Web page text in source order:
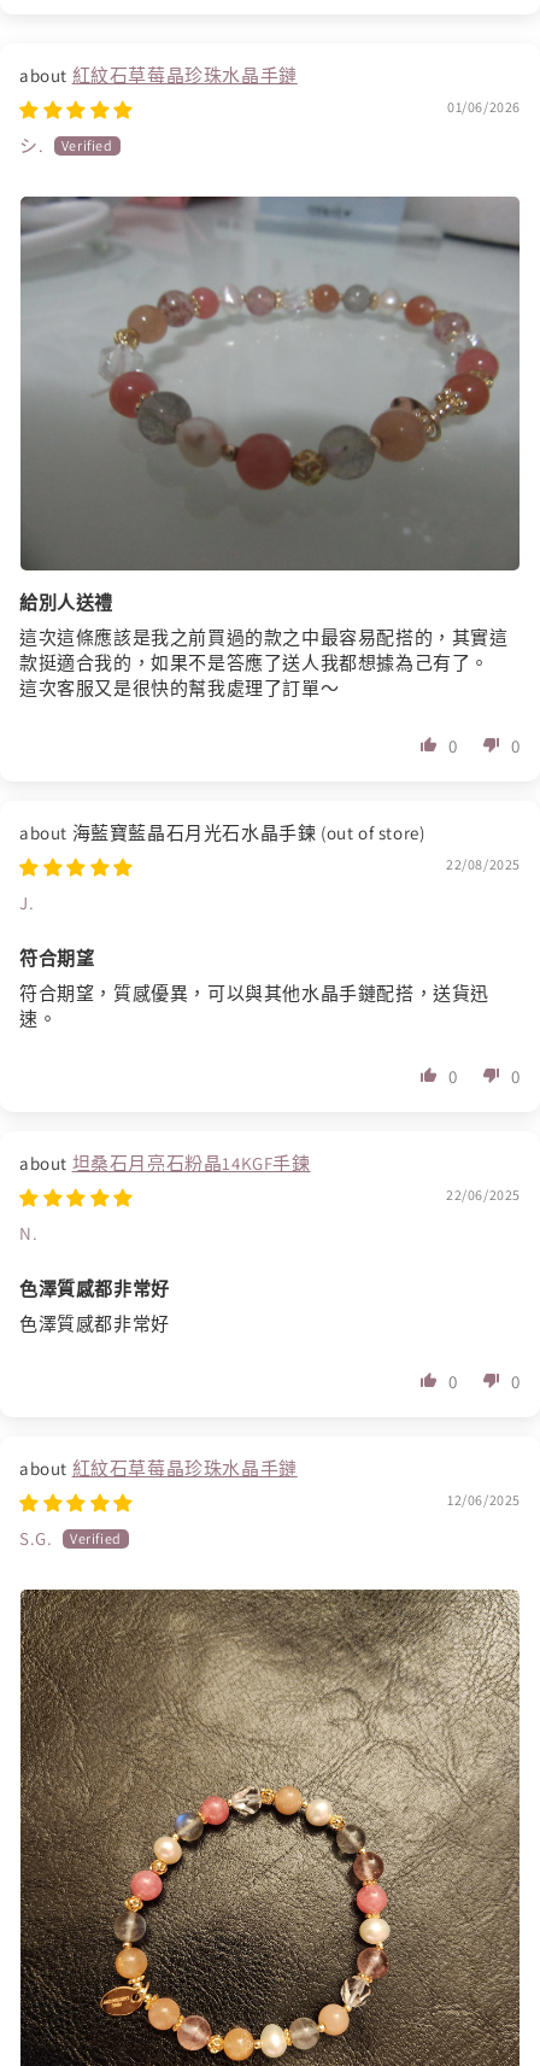
紅紋石草莓晶珍珠水晶手鏈
01/06/2026
シ.
給別人送禮
這次這條應該是我之前買過的款之中最容易配搭的，其實這
款挺適合我的，如果不是答應了送人我都想據為己有了。
這次客服又是很快的幫我處理了訂單〜
0 0
海藍寶藍晶石月光石水晶手鍊
22/08/2025
J.
符合期望
符合期望，質感優異，可以與其他水晶手鏈配搭，送貨迅
速。
0 0
坦桑石月亮石粉晶14KGF手鍊
22/06/2025
N.
色澤質感都非常好
色澤質感都非常好
0 0
紅紋石草莓晶珍珠水晶手鏈
12/06/2025
S.G.